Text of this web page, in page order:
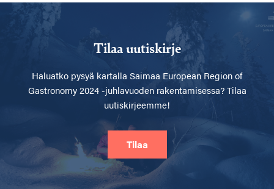
Tilaa uutiskirje
Haluatko pysyä kartalla Saimaa European Region of
Gastronomy 2024 -juhlavuoden rakentamisessa? Tilaa
uutiskirjeemme!
Tilaa